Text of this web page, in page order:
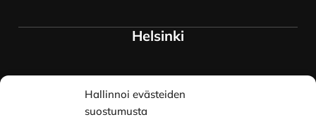
Hallinnoi evästeiden
suostumusta
Helsinki
Myymälä ja keskusvarasto
Siltavuorenranta 18
00170 Helsinki